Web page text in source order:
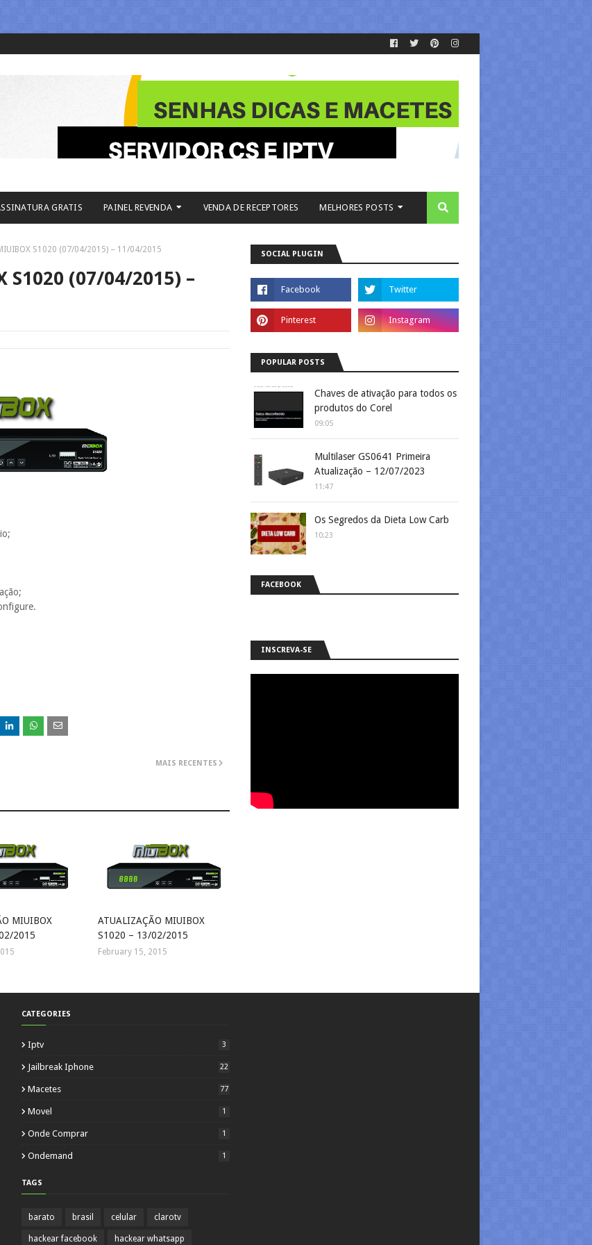
GRATIS PAINEL REVENDA VENDA DE RECEPTORES MELHORES POSTS
S1020 (07/04/2015) – 11/04/2015
S1020 (07/04/2015) –
MAIS RECENTES
MIUIBOX
2015
ATUALIZAÇÃO MIUIBOX
S1020 – 13/02/2015
February 15, 2015
SOCIAL PLUGIN
POPULAR POSTS
Chaves de ativação para todos os
produtos do Corel
09:05
Multilaser GS0641 Primeira
Atualização – 12/07/2023
11:47
Os Segredos da Dieta Low Carb
10:23
FACEBOOK
INSCREVA-SE
CATEGORIES
Iptv 3
Jailbreak Iphone 22
Macetes 77
Movel 1
Onde Comprar 1
Ondemand 1
TAGS
barato brasil celular clarotv
hackear facebook hackear whatsapp